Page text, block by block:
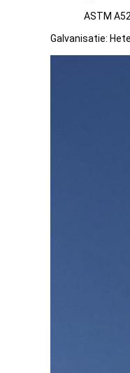
ASTM
Galvanisatie: